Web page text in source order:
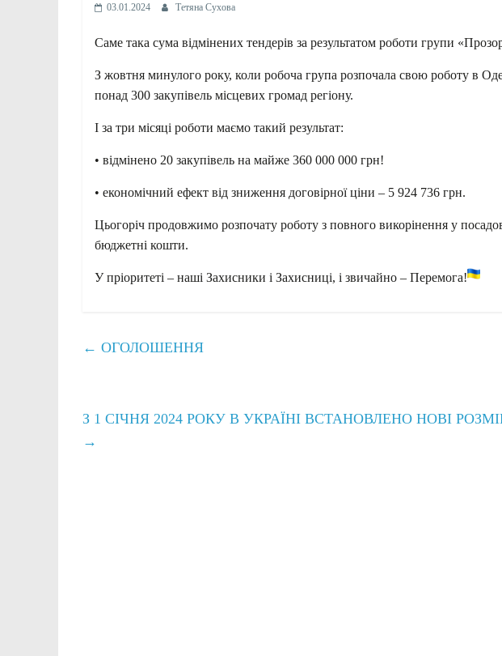
03.01.2024 Тетяна Сухова
Саме така сума відмінених тендерів за результатом роботи групи
З жовтня минулого року, коли робоча група розпочала свою роботу в
понад 300 закупівель місцевих громад регіону.
І за три місяці роботи маємо такий результат:
• відмінено 20 закупівель на майже 360 000 000 грн!
• економічний ефект від зниження договірної ціни – 5 924 736 грн.
Цьогоріч продовжимо розпочату роботу з повного викорінення у
бюджетні кошти.
У пріоритеті – наші Захисники і Захисниці, і звичайно – Перемога!
← ОГОЛОШЕННЯ
З 1 СІЧНЯ 2024 РОКУ В УКРАЇНІ ВСТАНОВЛЕНО НОВІ
→